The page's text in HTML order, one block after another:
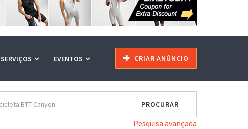
SERVIÇOS EVENTOS CRIAR ANÚNCIO
Pesquisa avançada